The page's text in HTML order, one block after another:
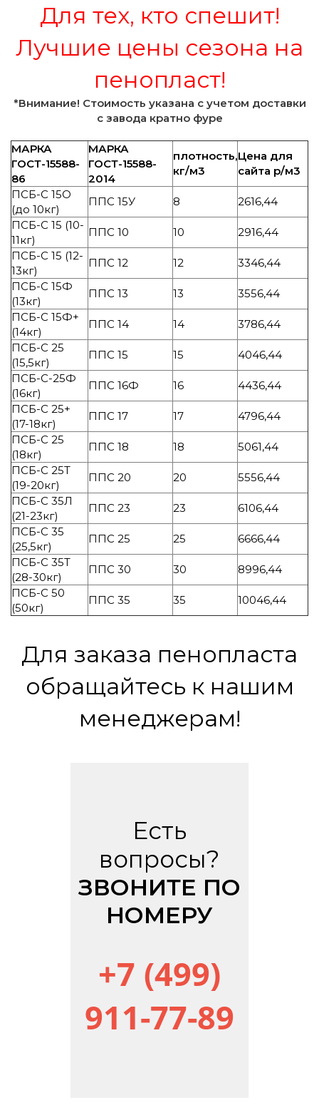
Для тех, кто спешит!
Лучшие цены сезона на
пенопласт!
*Внимание! Стоимость указана с учетом доставки
с завода кратно фуре
МАРКА
ГОСТ-15588-
86
МАРКА
ГОСТ-15588-
2014
плотность,
кг/м3
Цена для
сайта р/м3
ПСБ-С 15О
(до 10кг)
ППС 15У 8
2616,44
ПСБ-С 15 (10-
11кг)
ППС 10 10
2916,44
ПСБ-С 15 (12-
13кг)
ППС 12 12
3346,44
ПСБ-С 15Ф
(13кг)
ППС 13 13
3556,44
ПСБ-С 15Ф+
(14кг)
ППС 14 14
3786,44
ПСБ-С 25
(15,5кг)
ППС 15 15
4046,44
ПСБ-С-25Ф
(16кг)
ППС 16Ф 16
4436,44
ПСБ-С 25+
(17-18кг)
ППС 17 17
4796,44
ПСБ-С 25
(18кг)
ППС 18 18
5061,44
ПСБ-С 25Т
(19-20кг)
ППС 20 20
5556,44
ПСБ-С 35Л
(21-23кг)
ППС 23 23
6106,44
ПСБ-С 35
(25,5кг)
ППС 25 25
6666,44
ПСБ-С 35Т
(28-30кг)
ППС 30 30
8996,44
ПСБ-С 50
(50кг)
ППС 35 35 10046,44
Для заказа пенопласта
обращайтесь к нашим
менеджерам!
Есть
вопросы?
ЗВОНИТЕ ПО
НОМЕРУ
+7 (499)
911-77-89